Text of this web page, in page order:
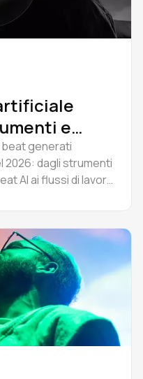
e
generati
2026: dagli strumenti
AI ai flussi di lavoro